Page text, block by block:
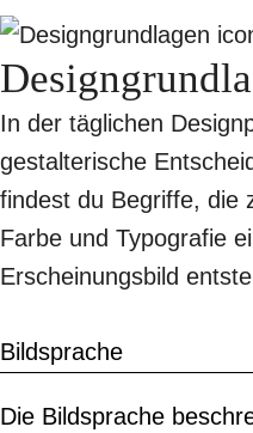
In der täglichen
gestalterische
findest du Begriffe, die
Farbe und Typografie
Erscheinungsbild
Bildsprache
Die Bildsprache